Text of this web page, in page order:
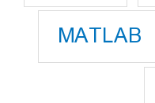
MATLAB